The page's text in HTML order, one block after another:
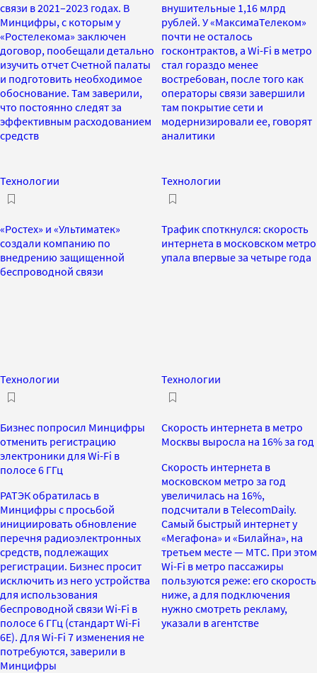
связи в 2021–2023 годах. В
Минцифры, с которым у
«Ростелекома» заключен
договор, пообещали детально
изучить отчет Счетной палаты
и подготовить необходимое
обоснование. Там заверили,
что постоянно следят за
эффективным расходованием
средств
внушительные 1,16 млрд
рублей. У «МаксимаТелеком»
почти не осталось
госконтрактов, а Wi-Fi в метро
стал гораздо менее
востребован, после того как
операторы связи завершили
там покрытие сети и
модернизировали ее, говорят
аналитики
Технологии
«Ростех» и «Ультиматек»
создали компанию по
внедрению защищенной
беспроводной связи
Технологии
Трафик споткнулся: скорость
интернета в московском метро
упала впервые за четыре года
Технологии
Бизнес попросил Минцифры
отменить регистрацию
электроники для Wi-Fi в
полосе 6 ГГц
РАТЭК обратилась в
Минцифры с просьбой
инициировать обновление
перечня радиоэлектронных
средств, подлежащих
регистрации. Бизнес просит
исключить из него устройства
для использования
беспроводной связи Wi-Fi в
полосе 6 ГГц (стандарт Wi-Fi
6E). Для Wi-Fi 7 изменения не
потребуются, заверили в
Минцифры
Технологии
Скорость интернета в метро
Москвы выросла на 16% за год
Скорость интернета в
московском метро за год
увеличилась на 16%,
подсчитали в TelecomDaily.
Самый быстрый интернет у
«Мегафона» и «Билайна», на
третьем месте — МТС. При этом
Wi-Fi в метро пассажиры
пользуются реже: его скорость
ниже, а для подключения
нужно смотреть рекламу,
указали в агентстве